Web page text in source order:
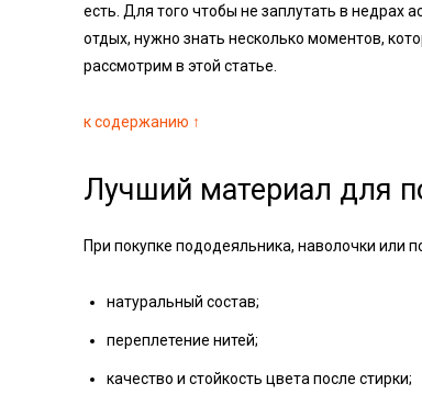
есть. Для того чтобы не заплутать в недрах
отдых, нужно знать несколько моментов,
рассмотрим в этой статье.
к содержанию ↑
Лучший материал для
При покупке пододеяльника, наволочки или
натуральный состав;
переплетение нитей;
качество и стойкость цвета после стирки;